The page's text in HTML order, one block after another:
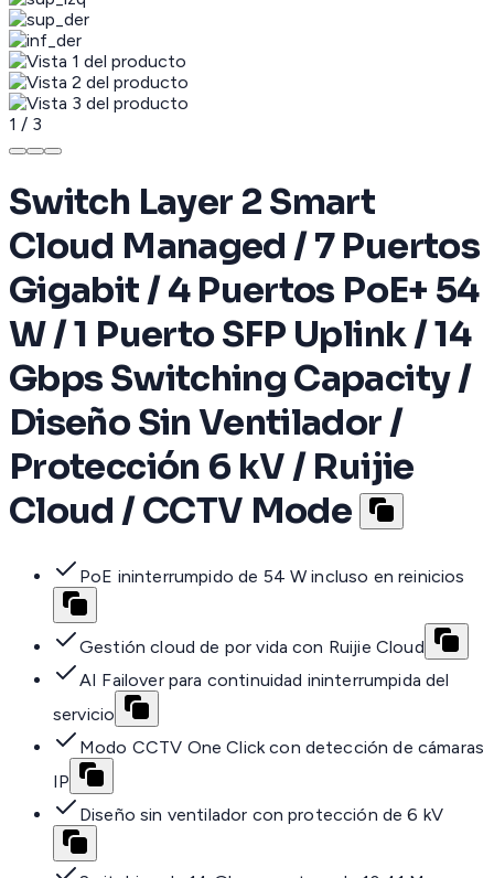
1 / 3
Switch Layer 2 Smart
Cloud Managed / 7 Puertos
Gigabit / 4 Puertos PoE+ 54
W / 1 Puerto SFP Uplink / 14
Gbps Switching Capacity /
Diseño Sin Ventilador /
Protección 6 kV / Ruijie
Cloud / CCTV Mode
PoE ininterrumpido de 54 W incluso en reinicios
Gestión cloud de por vida con Ruijie Cloud
AI Failover para continuidad ininterrumpida del
servicio
Modo CCTV One Click con detección de cámaras
IP
Diseño sin ventilador con protección de 6 kV